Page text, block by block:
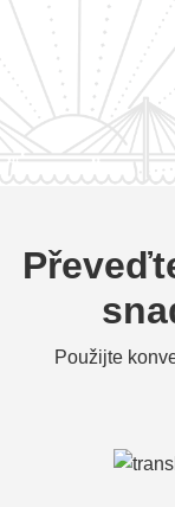
Použijte